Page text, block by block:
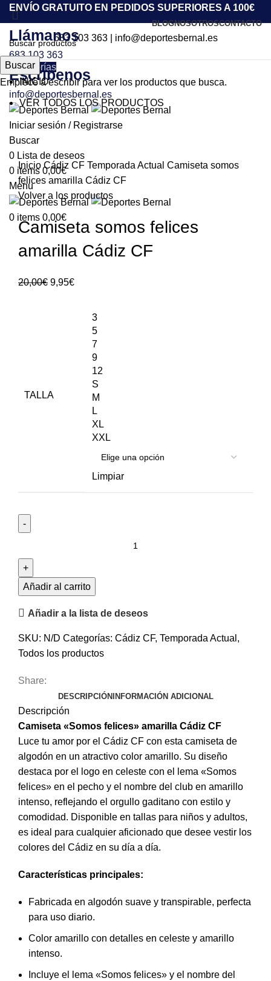
ENVÍO GRATUITO EN PEDIDOS SUPERIORES A 100€
BLOGNOSOTROSCONTACTO
683 103 363| info@deportesbernal.es
Llámanos
683 103 363
Escríbenos
info@deportesbernal.es
Iniciar sesión / Registrarse
Buscar
0 Lista de deseos
0 items 0,00€
Menu
0 items 0,00€
Categorías
INICIO
VER TODOS LOS PRODUCTOS
-50%
Click to enlarge
InicioCádiz CF Temporada Actual Camiseta somos
felices amarilla Cádiz CF
Volver a los productos
Camiseta somos felices
amarilla Cádiz CF
20,00€ 9,95€
TALLA
3
5
7
9
12
S
M
L
XL
XXL
Limpiar
Añadir al carrito
Añadir a la lista de deseos
SKU: N/D Categorías: Cádiz CF, Temporada Actual ,
Todos los productos
Share:
DESCRIPCIÓN INFORMACIÓN ADICIONAL
Descripción
Camiseta «Somos felices» amarilla Cádiz CF
Luce tu amor por el Cádiz CF con esta camiseta de
algodón en un atractivo color amarillo. Su diseño
destaca por el logo en celeste con el lema «Somos
felices» en el pecho y el nombre del club en amarillo
intenso, reflejando el orgullo gaditano con estilo y
comodidad. Disponible en tallas para niños y adultos,
es ideal para cualquier aficionado que desee vestir los
colores del Cádiz en su día a día.
Características principales:
Fabricada en algodón suave y transpirable, perfecta
para uso diario.
Color amarillo con detalles en celeste y amarillo
intenso.
Incluye el lema «Somos felices» y el nombre del
Buscar
Empiece a escribir para ver los productos que busca.